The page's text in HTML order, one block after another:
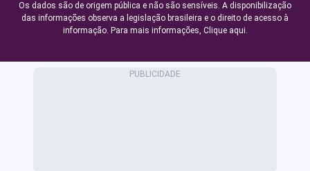
Os dados são de origem pública e não são sensíveis. A disponibilização
das informações observa a legislação brasileira e o direito de acesso à
informação. Para mais informações, Clique aqui.